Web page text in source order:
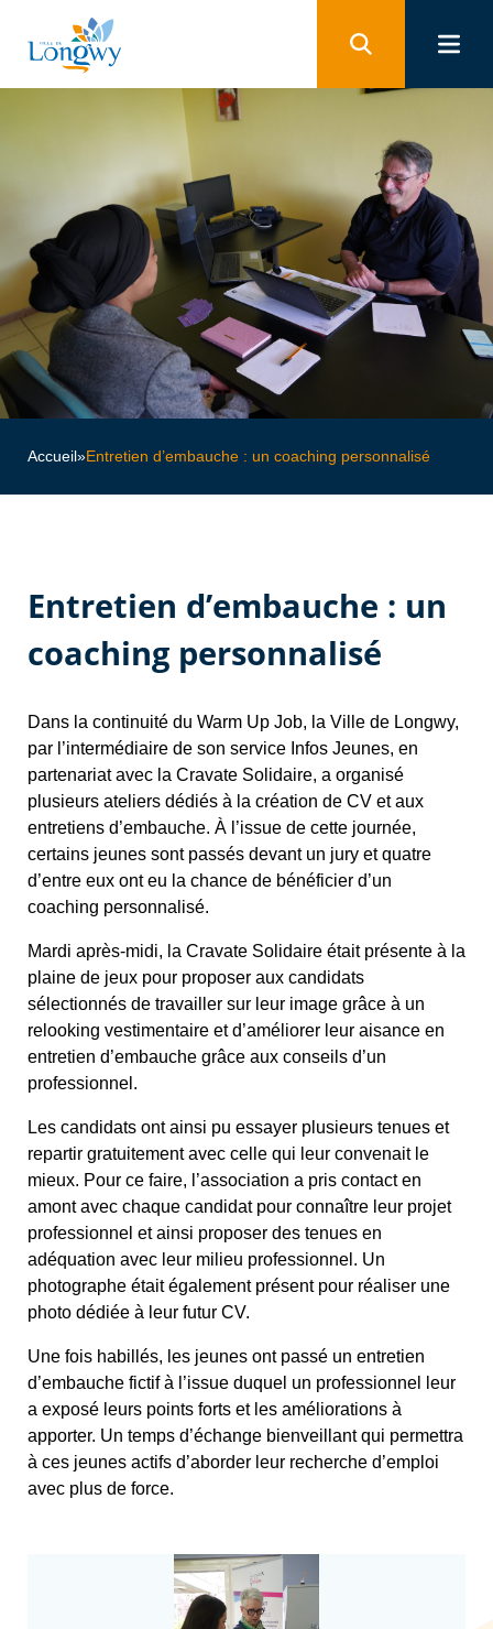
Accueil»Entretien d’embauche : un coaching personnalisé
Entretien d’embauche : un
coaching personnalisé
Dans la continuité du Warm Up Job, la Ville de Longwy,
par l’intermédiaire de son service Infos Jeunes, en
partenariat avec la Cravate Solidaire, a organisé
plusieurs ateliers dédiés à la création de CV et aux
entretiens d’embauche. À l’issue de cette journée,
certains jeunes sont passés devant un jury et quatre
d’entre eux ont eu la chance de bénéficier d’un
coaching personnalisé.
Mardi après-midi, la Cravate Solidaire était présente à la
plaine de jeux pour proposer aux candidats
sélectionnés de travailler sur leur image grâce à un
relooking vestimentaire et d’améliorer leur aisance en
entretien d’embauche grâce aux conseils d’un
professionnel.
Les candidats ont ainsi pu essayer plusieurs tenues et
repartir gratuitement avec celle qui leur convenait le
mieux. Pour ce faire, l’association a pris contact en
amont avec chaque candidat pour connaître leur projet
professionnel et ainsi proposer des tenues en
adéquation avec leur milieu professionnel. Un
photographe était également présent pour réaliser une
photo dédiée à leur futur CV.
Une fois habillés, les jeunes ont passé un entretien
d’embauche fictif à l’issue duquel un professionnel leur
a exposé leurs points forts et les améliorations à
apporter. Un temps d’échange bienveillant qui permettra
à ces jeunes actifs d’aborder leur recherche d’emploi
avec plus de force.
Panneau de gestion des cookies